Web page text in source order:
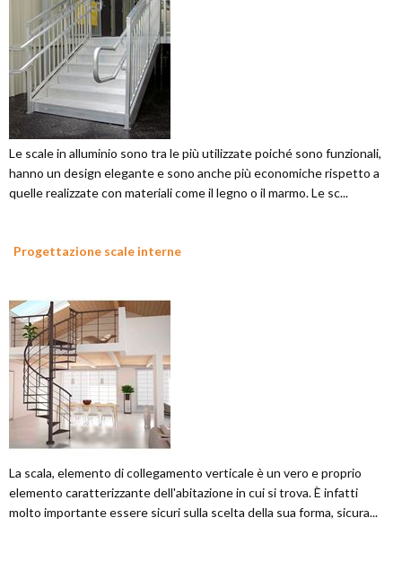
Le scale in alluminio sono tra le più utilizzate poiché sono funzionali,
hanno un design elegante e sono anche più economiche rispetto a
quelle realizzate con materiali come il legno o il marmo. Le sc...
Progettazione scale interne
La scala, elemento di collegamento verticale è un vero e proprio
elemento caratterizzante dell'abitazione in cui si trova. È infatti
molto importante essere sicuri sulla scelta della sua forma, sicura...